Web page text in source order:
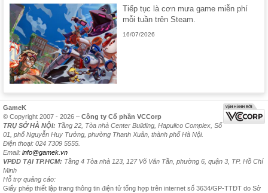
Tiếp tục là cơn mưa game miễn phí
mỗi tuần trên Steam.
16/07/2026
GameK
© Copyright 2007 - 2026 – Công ty Cổ phần VCCorp
TRỤ SỞ HÀ NỘI: Tầng 22, Tòa nhà Center Building, Hapulico Complex, Số
01, phố Nguyễn Huy Tưởng, phường Thanh Xuân, thành phố Hà Nội.
Điện thoại: 024 7309 5555.
Email: info@gamek.vn
VPĐD TẠI TP.HCM: Tầng 4 Tòa nhà 123, 127 Võ Văn Tần, phường 6, quận 3, TP. Hồ Chí
Minh
Hỗ trợ quảng cáo:
Giấy phép thiết lập trang thông tin điện tử tổng hợp trên internet số 3634/GP-TTĐT do Sở